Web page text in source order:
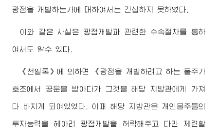
광점을 개발하는가에 대하여서는 간섭하지 못하였다.
이와 같은 사실은 광점개발과 관련한 수속절차를 통하
여서도 알수 있다.
《천일록》에 의하면 《광점을 개발하려고 하는 물주가
호조에서 공문을 받아다가 그것을 해당 지방관에게 가져
다 바치게 되여있었다. 이때 해당 지방관은 개인물주들의
투자능력을 헤아려 광점개발을 허락해주고 다만 제련할